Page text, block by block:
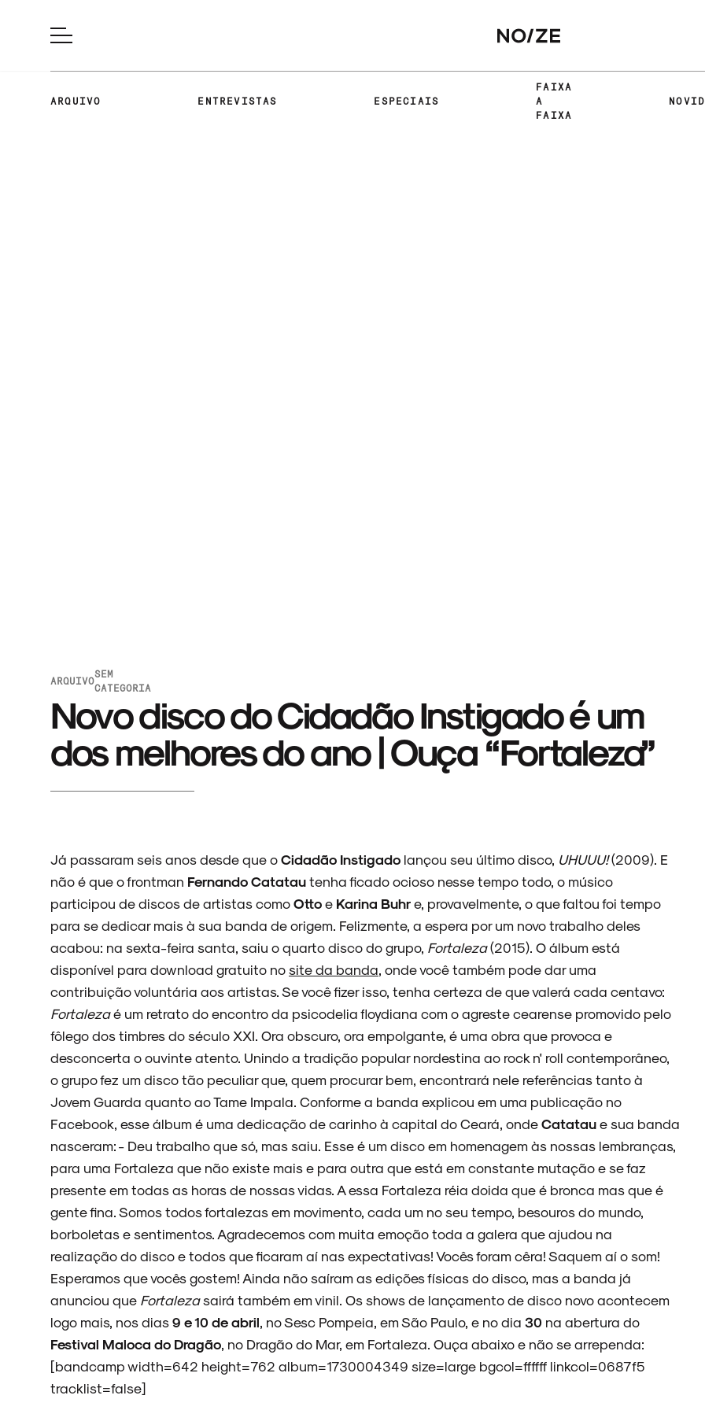
ARQUIVO
ENTREVISTAS
ESPECIAIS
FAIXA A FAIXA
ARQUIVO ENTREVISTAS ESPECIAIS
FAIXA
A
FAIXA
ARQUIVO
SEM
CATEGORIA
Novo disco do Cidadão Instigado é um
dos melhores do ano | Ouça “Fortaleza”
Já passaram seis anos desde que oCidadão Instigado lançou seu último disco, UHUUU!(2009). E
não é que o frontman Fernando Catatautenha ficado ocioso nesse tempo todo, o músico
participou de discos de artistas comoOttoe Karina Buhre, provavelmente, o que faltou foi tempo
para se dedicar mais à sua banda de origem. Felizmente, a espera por um novo trabalho deles
acabou: na sexta-feira santa, saiu o quarto disco do grupo, Fortaleza(2015). O álbum está
disponível para download gratuito nosite da banda , onde você também pode dar uma
contribuição voluntária aos artistas. Se você fizer isso, tenha certeza de que valerá cada centavo:
Fortalezaé um retrato do encontro da psicodelia floydiana com o agreste cearense promovido pelo
fôlego dos timbres do século XXI. Ora obscuro, ora empolgante, é uma obra que provoca e
desconcerta o ouvinte atento. Unindo a tradição popular nordestina ao rock n' roll contemporâneo,
o grupo fez um disco tão peculiar que, quem procurar bem, encontrará nele referências tanto à
Jovem Guarda quanto ao Tame Impala. Conforme a banda explicou em uma publicação no
Facebook, esse álbum é uma dedicação de carinho à capital do Ceará, ondeCatataue sua banda
nasceram: - Deu trabalho que só, mas saiu. Esse é um disco em homenagem às nossas lembranças,
para uma Fortaleza que não existe mais e para outra que está em constante mutação e se faz
presente em todas as horas de nossas vidas. A essa Fortaleza réia doida que é bronca mas que é
gente fina. Somos todos fortalezas em movimento, cada um no seu tempo, besouros do mundo,
borboletas e sentimentos. Agradecemos com muita emoção toda a galera que ajudou na
realização do disco e todos que ficaram aí nas expectativas! Vocês foram cêra! Saquem aí o som!
Esperamos que vocês gostem! Ainda não saíram as edições físicas do disco, mas a banda já
anunciou que Fortalezasairá também em vinil. Os shows de lançamento de disco novo acontecem
logo mais, nos dias9 e 10 de abril , no Sesc Pompeia, em São Paulo, e no dia 30 na abertura do
Festival Maloca do Dragão , no Dragão do Mar, em Fortaleza. Ouça abaixo e não se arrependa:
[bandcamp width=642 height=762 album=1730004349 size=large bgcol=ffffff linkcol=0687f5
tracklist=false]